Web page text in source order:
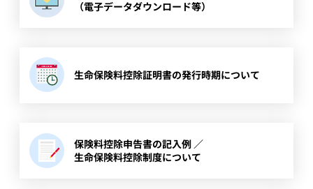
（電子データダウンロード等）
​生命保険料控除証明書の発行時期について
​保険料控除申告書の記入例 ／
生命保険料控除制度について